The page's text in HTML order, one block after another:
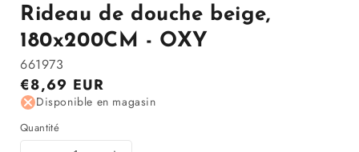
1
dans
la
modale
Rideau de douche beige,
180x200CM - OXY
661973
Prix
régulier
€8,69 EUR
Disponible en magasin
Quantité